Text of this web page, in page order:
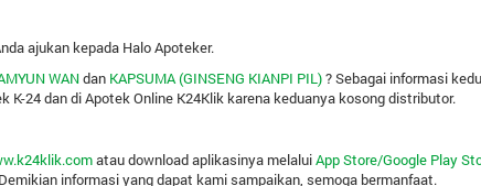
ajukan kepada Halo Apoteker.
WANdan KAPSUMA (GINSENG KIANPI PIL)? Sebagai informasi
K-24 dan di Apotek Online K24Klik karena keduanya kosong distributor.
atau download aplikasinya melaluiApp Store/Google Play
Demikian informasi yang dapat kami sampaikan, semoga bermanfaat.